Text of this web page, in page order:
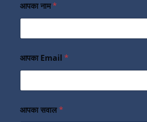
आपका नाम*
आपका Email *
आपका सवाल*